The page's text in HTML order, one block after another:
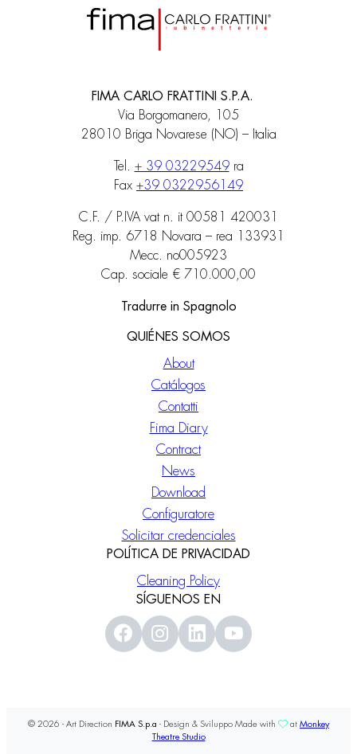
FIMA CARLO FRATTINI S.P.A.
Via Borgomanero, 105
28010 Briga Novarese (NO) – Italia
Tel. + 39 03229549ra
Fax +39 0322956149
C.F. / P.IVA vat n. it 00581 420031
Reg. imp. 6718 Novara – rea 133931
Mecc. no005923
Cap. sociale € 710.000,00
Tradurre in Spagnolo
QUIÉNES SOMOS
About
Catálogos
Contatti
Fima Diary
Contract
News
Download
Configuratore
Solicitar credenciales
POLÍTICA DE PRIVACIDAD
Cleaning Policy
SÍGUENOS EN
© 2026 - Art Direction FIMA S.p.a - Design & Sviluppo Made with at Monkey
Theatre Studio